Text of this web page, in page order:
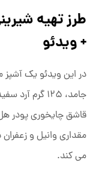
طرز تهیه
+ ویدئو
قاشق چایخوری پودر
مقداری وانیل و
می کند.